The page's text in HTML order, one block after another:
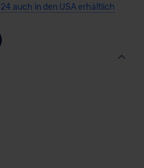
auch in den USA erhältlich